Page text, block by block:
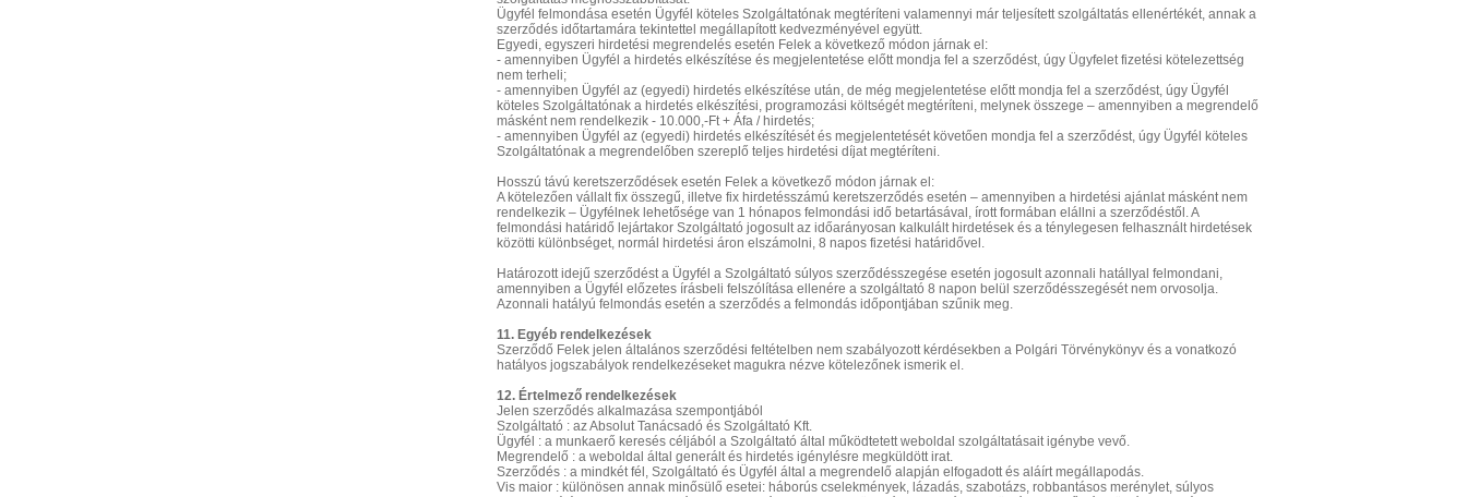
Ügyfél felmondása esetén Ügyfél köteles Szolgáltatónak megtéríteni valamennyi már teljesített szolgáltatás ellenértékét, annak a
szerződés időtartamára tekintettel megállapított kedvezményével együtt.
Egyedi, egyszeri hirdetési megrendelés esetén Felek a következő módon járnak el:
- amennyiben Ügyfél a hirdetés elkészítése és megjelentetése előtt mondja fel a szerződést, úgy Ügyfelet fizetési kötelezettség
nem terheli;
- amennyiben Ügyfél az (egyedi) hirdetés elkészítése után, de még megjelentetése előtt mondja fel a szerződést, úgy Ügyfél
köteles Szolgáltatónak a hirdetés elkészítési, programozási költségét megtéríteni, melynek összege – amennyiben a megrendelő
másként nem rendelkezik - 10.000,-Ft + Áfa / hirdetés;
- amennyiben Ügyfél az (egyedi) hirdetés elkészítését és megjelentetését követően mondja fel a szerződést, úgy Ügyfél köteles
Szolgáltatónak a megrendelőben szereplő teljes hirdetési díjat megtéríteni.
Hosszú távú keretszerződések esetén Felek a következő módon járnak el:
A kötelezően vállalt fix összegű, illetve fix hirdetésszámú keretszerződés esetén – amennyiben a hirdetési ajánlat másként nem
rendelkezik – Ügyfélnek lehetősége van 1 hónapos felmondási idő betartásával, írott formában elállni a szerződéstől. A
felmondási határidő lejártakor Szolgáltató jogosult az időarányosan kalkulált hirdetések és a ténylegesen felhasznált hirdetések
közötti különbséget, normál hirdetési áron elszámolni, 8 napos fizetési határidővel.
Határozott idejű szerződést a Ügyfél a Szolgáltató súlyos szerződésszegése esetén jogosult azonnali hatállyal felmondani,
amennyiben a Ügyfél előzetes írásbeli felszólítása ellenére a szolgáltató 8 napon belül szerződésszegését nem orvosolja.
Azonnali hatályú felmondás esetén a szerződés a felmondás időpontjában szűnik meg.
11. Egyéb rendelkezések
Szerződő Felek jelen általános szerződési feltételben nem szabályozott kérdésekben a Polgári Törvénykönyv és a vonatkozó
hatályos jogszabályok rendelkezéseket magukra nézve kötelezőnek ismerik el.
12. Értelmező rendelkezések
Jelen szerződés alkalmazása szempontjából
Szolgáltató : az Absolut Tanácsadó és Szolgáltató Kft.
Ügyfél : a munkaerő keresés céljából a Szolgáltató által működtetett weboldal szolgáltatásait igénybe vevő.
Megrendelő : a weboldal által generált és hirdetés igénylésre megküldött irat.
Szerződés : a mindkét fél, Szolgáltató és Ügyfél által a megrendelő alapján elfogadott és aláírt megállapodás.
Vis maior : különösen annak minősülő esetei: háborús cselekmények, lázadás, szabotázs, robbantásos merénylet, súlyos